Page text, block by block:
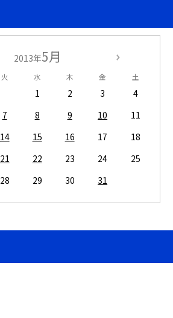
2013年5月
火 水 木 金 土
1 2 3
4
7 8 9 10
11
14 15 16 17
18
21 22 23 24
25
28 29 30 31